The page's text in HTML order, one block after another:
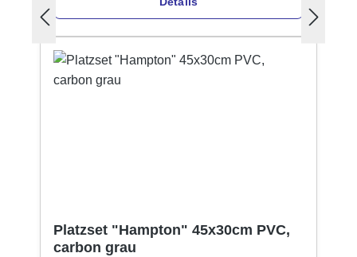
Platzset "Hampton" 45x30cm PVC,
carbon grau